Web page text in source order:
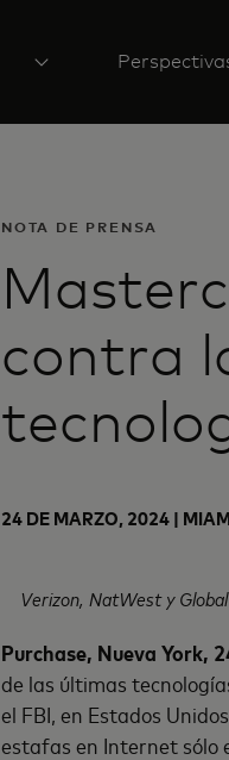
NOTA DE PRENSA
contra
24 DE MARZO, 2024 |
Verizon, NatWest y
Purchase, Nueva York,
de las últimas
el FBI, en Estados
estafas en Internet sólo